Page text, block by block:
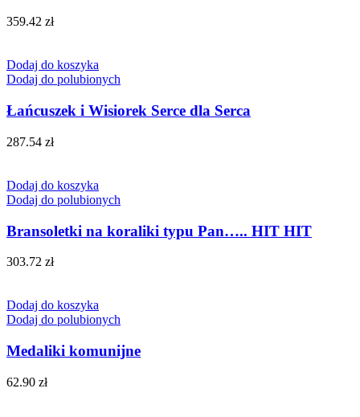
359.42 zł
Dodaj do koszyka
Dodaj do polubionych
Łańcuszek i Wisiorek Serce dla Serca
287.54 zł
Dodaj do koszyka
Dodaj do polubionych
Bransoletki na koraliki typu Pan….. HIT HIT
303.72 zł
Dodaj do koszyka
Dodaj do polubionych
Medaliki komunijne
62.90 zł